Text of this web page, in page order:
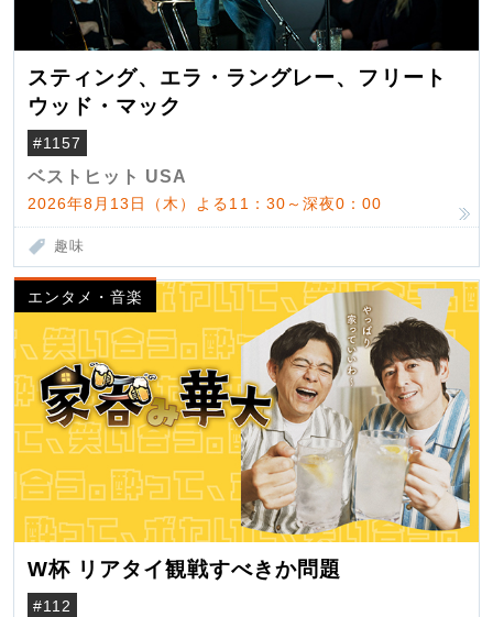
スティング、エラ・ラングレー、フリート
ウッド・マック
#1157
ベストヒット USA
2026年8月13日（木）よる11：30～深夜0：00
趣味
エンタメ・音楽
W杯 リアタイ観戦すべきか問題
#112